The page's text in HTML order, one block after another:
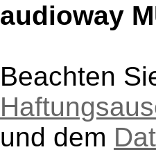
audioway
Beachten
und dem